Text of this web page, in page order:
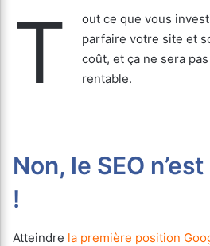
T
out ce que vous
parfaire votre site et
coût, et ça ne sera
rentable.
Non, le SEO
!
Atteindre la première position